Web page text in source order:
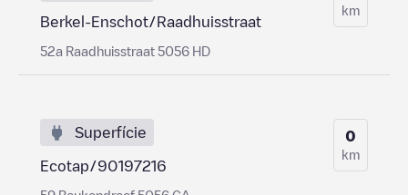
Berkel-Enschot/Raadhuisstraat
52a Raadhuisstraat 5056 HD
km
Superfície
Ecotap/90197216
0
km